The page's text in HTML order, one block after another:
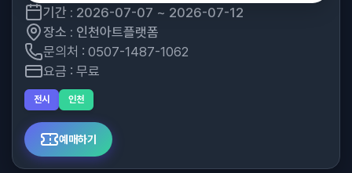
기간 : 2026-07-07 ~ 2026-07-12
장소 : 인천아트플랫폼
문의처 : 0507-1487-1062
요금 : 무료
전시 인천
예매하기